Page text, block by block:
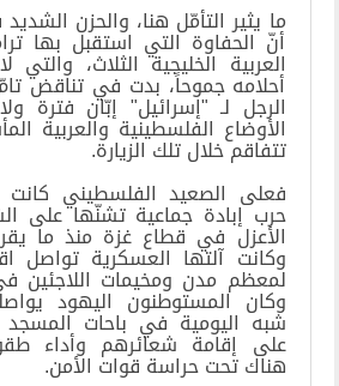
ما يثير التأمّل هنا، والحزن
أنّ الحفاوة التي استقبل بها
العربية الخليجية الثلاث،
أحلامه جموحاً، بدت في تناقض
الرجل لـ "إسرائيل" إبّان فترة
الأوضاع الفلسطينية والعربية
تتفاقم خلال تلك الزيارة.
فعلى الصعيد الفلسطيني كانت
حرب إبادة جماعية تشنّها على
وكانت آلتها العسكرية تواصل
لمعظم مدن ومخيمات اللاجئين
وكان المستوطنون اليهود
شبه اليومية في باحات
على إقامة شعائرهم وأداء
هناك تحت حراسة قوات الأمن.